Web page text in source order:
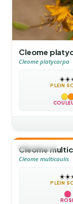
Cleome
Cleome platycarpa
☀️☀️
PLEIN
🌻ANNUELLE
Cleome
Cleome multicaulis
☀️☀️
PLEIN